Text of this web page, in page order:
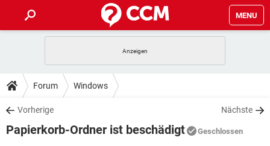
MENU
ANDROID
WINDOWS 10
WHATSAPP TIKTOK
TIPPS & TRICKS
SPIELE
DOWNLOADS
SPIELE STREAMING
FORUM
Forum Windows
Vorherige Nächste
Papierkorb-Ordner ist beschädigt Geschlossen